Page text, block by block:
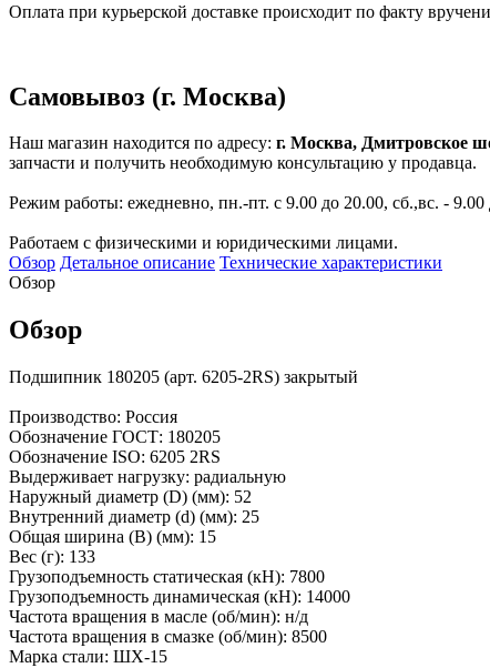
Оплата при курьерской доставке происходит по факту
Самовывоз (г. Москва)
Наш магазин находится по адресу: г. Москва, Дмитровское
запчасти и получить необходимую консультацию у продавца.
Режим работы: ежедневно, пн.-пт. с 9.00 до 20.00, сб.,вс. - 9.00
Работаем с физическими и юридическими лицами.
Обзор Детальное описание Технические характеристики
Обзор
Обзор
Подшипник 180205 (арт. 6205-2RS) закрытый
Производство: Россия
Обозначение ГОСТ: 180205
Обозначение ISO: 6205 2RS
Выдерживает нагрузку: радиальную
Наружный диаметр (D) (мм): 52
Внутренний диаметр (d) (мм): 25
Общая ширина (B) (мм): 15
Вес (г): 133
Грузоподъемность статическая (кH): 7800
Грузоподъемность динамическая (кH): 14000
Частота вращения в масле (об/мин): н/д
Частота вращения в смазке (об/мин): 8500
Марка стали: ШХ-15